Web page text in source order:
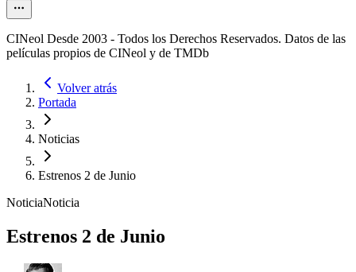
CINeol Desde 2003 - Todos los Derechos Reservados. Datos de las
películas propios de CINeol y de TMDb
Volver atrás
Portada
Noticias
Estrenos 2 de Junio
NoticiaNoticia
Estrenos 2 de Junio